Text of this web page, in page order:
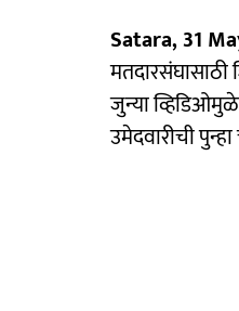
Satara, 31
जुन्या
उमेदवारीची